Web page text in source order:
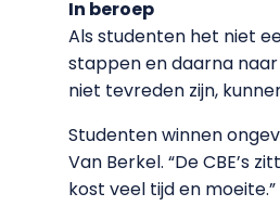
In beroep
Als studenten het niet
stappen en daarna naar
niet tevreden zijn,
Studenten winnen
Van Berkel. “De CBE’s
kost veel tijd en moeite.”